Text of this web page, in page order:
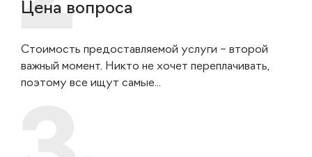
Цена вопроса
Стоимость предоставляемой услуги – второй
важный момент. Никто не хочет переплачивать,
поэтому все ищут самые...